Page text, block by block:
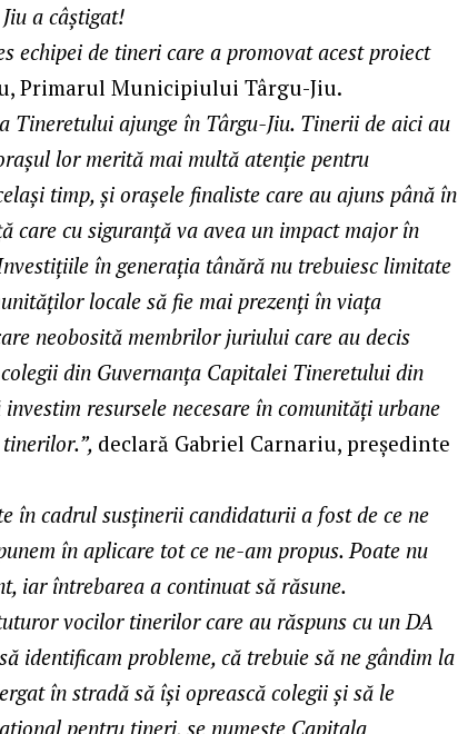
a câștigat!
echipei de tineri care a promovat acest proiect
Primarul Municipiului Târgu-Jiu.
Tineretului ajunge în Târgu-Jiu. Tinerii de aici au
lor merită mai multă atenție pentru
timp, și orașele finaliste care au ajuns până în
care cu siguranță va avea un impact major în
în generația tânără nu trebuiesc limitate
locale să fie mai prezenți în viața
neobosită membrilor juriului care au decis
din Guvernanța Capitalei Tineretului din
resursele necesare în comunități urbane
declară Gabriel Carnariu, președinte
în cadrul susținerii candidaturii a fost de ce ne
în aplicare tot ce ne-am propus. Poate nu
iar întrebarea a continuat să răsune.
vocilor tinerilor care au răspuns cu un DA
identificam probleme, că trebuie să ne gândim la
în stradă să își oprească colegii și să le
pentru tineri, se numește Capitala